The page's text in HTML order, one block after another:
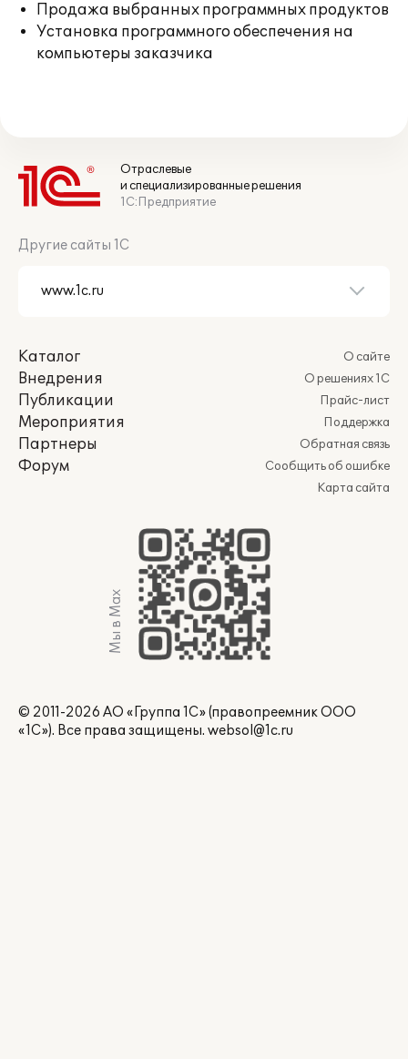
Продажа выбранных программных продуктов
Установка программного обеспечения на
компьютеры заказчика
Отраслевые
и специализированные решения
1С:Предприятие
Другие сайты 1С
Каталог
Внедрения
Публикации
Мероприятия
Партнеры
Форум
О сайте
О решениях 1С
Прайс-лист
Поддержка
Обратная связь
Сообщить об ошибке
Карта сайта
Мы в Max
© 2011-2026 АО «Группа 1С» (правопреемник ООО
«1С»). Все права защищены. websol@1c.ru